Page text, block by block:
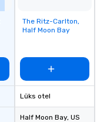
Removed from
favorites
The Ritz-Carlton,
Half Moon Bay
Lüks otel
Half Moon Bay, US